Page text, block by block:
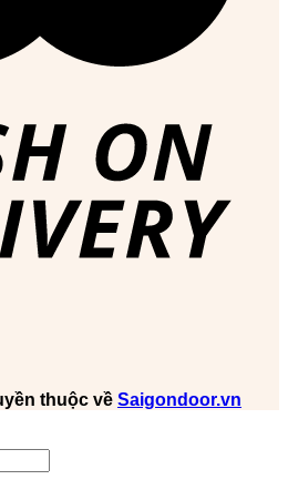
thuộc về Saigondoor.vn